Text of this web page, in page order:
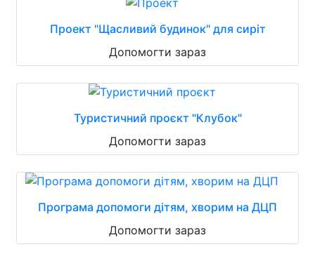
Проект "Щасливий будинок" для сиріт
Допомогти зараз
Туристичний проєкт "Клубок"
Допомогти зараз
Програма допомоги дітям, хворим на ДЦП
Допомогти зараз